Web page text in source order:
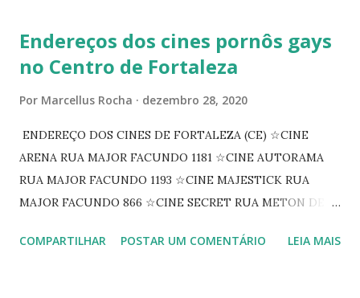
Endereços dos cines pornôs gays
no Centro de Fortaleza
Por Marcellus Rocha dezembro 28, 2020
ENDEREÇO DOS CINES DE FORTALEZA (CE) ☆CINE
ARENA RUA MAJOR FACUNDO 1181 ☆CINE AUTORAMA
RUA MAJOR FACUNDO 1193 ☆CINE MAJESTICK RUA
MAJOR FACUNDO 866 ☆CINE SECRET RUA METON DE
PEIXOTO 1307 ☆CINE IRIS RUA FLORIANO PEIXOTO 1206
COMPARTILHAR POSTAR UM COMENTÁRIO LEIA MAIS